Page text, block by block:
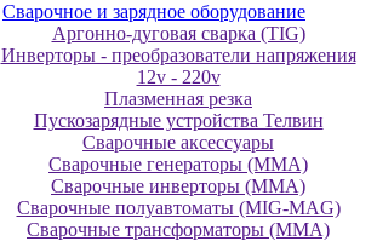
Cвapoчнoe и зарядное оборудование
Аргонно-дуговая сварка (TIG)
Инверторы - преобразователи напряжения
12v - 220v
Плазменная резка
Пускозарядные устройства Телвин
Сварочные аксессуары
Сварочные генераторы (MMA)
Сварочные инверторы (MMA)
Сварочные полуавтоматы (MIG-MAG)
Сварочные трансформаторы (MMA)